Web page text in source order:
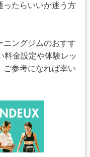
ったらいいか迷う方
ニングジムのおすす
料金設定や体験レッ
ご参考になれば幸い